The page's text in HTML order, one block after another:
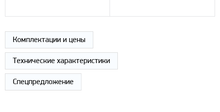
Комплектации и цены
Технические характеристики
Спецпредложение